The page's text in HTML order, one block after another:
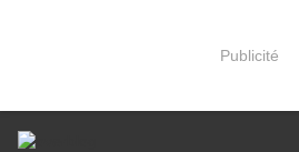
Publicité